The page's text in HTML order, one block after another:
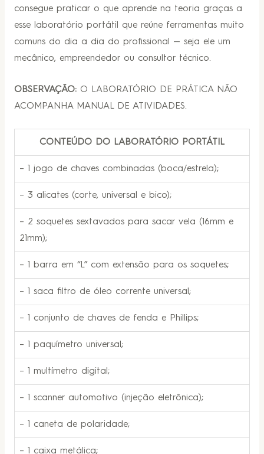
consegue praticar o que aprende na teoria graças a
esse laboratório portátil que reúne ferramentas muito
comuns do dia a dia do profissional — seja ele um
mecânico, empreendedor ou consultor técnico.
OBSERVAÇÃO:O LABORATÓRIO DE PRÁTICA NÃO
ACOMPANHA MANUAL DE ATIVIDADES.
CONTEÚDO DO LABORATÓRIO PORTÁTIL
– 1 jogo de chaves combinadas (boca/estrela);
– 3 alicates (corte, universal e bico);
– 2 soquetes sextavados para sacar vela (16mm e
21mm);
– 1 barra em “L” com extensão para os soquetes;
– 1 saca filtro de óleo corrente universal;
– 1 conjunto de chaves de fenda e Phillips;
– 1 paquímetro universal;
– 1 multímetro digital;
– 1 scanner automotivo (injeção eletrônica);
– 1 caneta de polaridade;
– 1 caixa metálica;